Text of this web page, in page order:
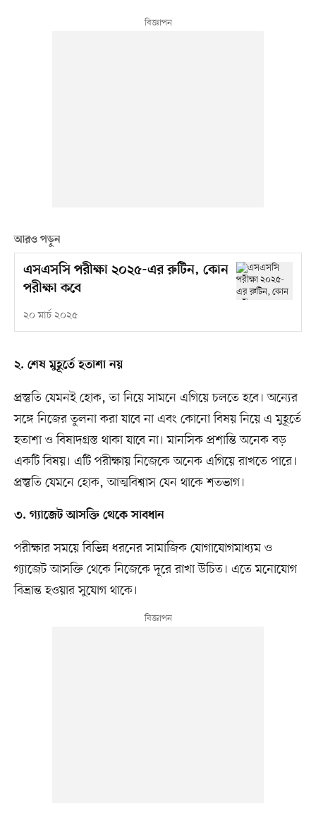
আরও পড়ুন
এসএসসি পরীক্ষা ২০২৫-এর রুটিন, কোন
পরীক্ষা কবে
২০ মার্চ ২০২৫
২. শেষ মুহূর্তে হতাশা নয়
প্রস্তুতি যেমনই হোক, তা নিয়ে সামনে এগিয়ে চলতে হবে। অন্যের
সঙ্গে নিজের তুলনা করা যাবে না এবং কোনো বিষয় নিয়ে এ মুহূর্তে
হতাশা ও বিষাদগ্রস্ত থাকা যাবে না। মানসিক প্রশান্তি অনেক বড়
একটি বিষয়। এটি পরীক্ষায় নিজেকে অনেক এগিয়ে রাখতে পারে। ‌
প্রস্তুতি যেমনে হোক, আত্মবিশ্বাস যেন থাকে শতভাগ।
৩. গ্যাজেট আসক্তি থেকে সাবধান
পরীক্ষার সময়ে বিভিন্ন ধরনের সামাজিক যোগাযোগমাধ্যম ও‌
গ্যাজেট আসক্তি থেকে নিজেকে দূরে রাখা উচিত। এতে মনোযোগ
বিভ্রান্ত হওয়ার সুযোগ থাকে।